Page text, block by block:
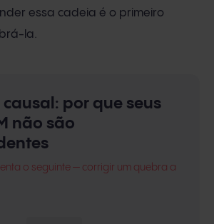
essa cadeia é o primeiro
la.
por que seus
não são
o seguinte — corrigir um quebra a